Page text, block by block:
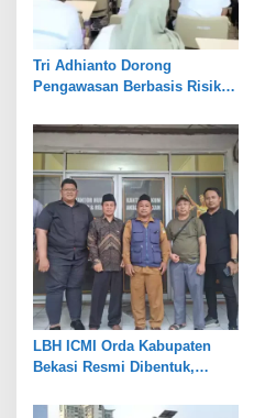
Tri Adhianto Dorong
Pengawasan Berbasis Risiko,
Kelola
LBH ICMI Orda Kabupaten
Bekasi Resmi Dibentuk,
Pendampingan Hukum